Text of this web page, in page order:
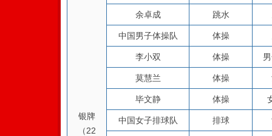
银牌
（22
余卓成 跳水
中国男子体操队 体操
李小双 体操
莫慧兰 体操
毕文静 体操
中国女子排球队 排球